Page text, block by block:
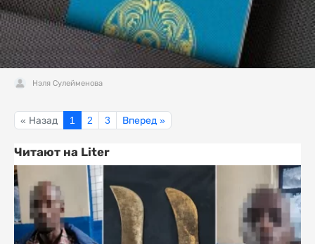
Нэля Сулейменова
« Назад 1 2 3 Вперед »
Читают на Liter